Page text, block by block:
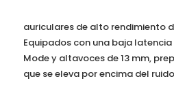
auriculares de alto rendimiento
Equipados con una baja
Mode y altavoces de 13 mm,
que se eleva por encima del